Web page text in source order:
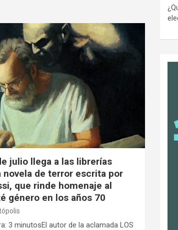
julio llega a las librerías
novela de terror escrita por
que rinde homenaje al
género en los años 70
3 minutosEl autor de la aclamada LOS